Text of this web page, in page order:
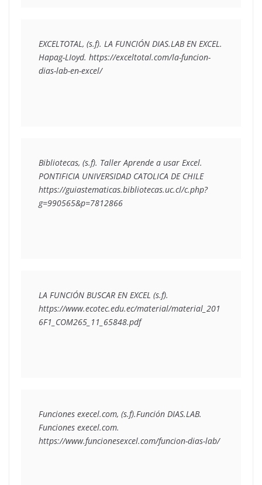
EXCELTOTAL, (s.f). LA FUNCIÓN DIAS.LAB EN EXCEL.
Hapag-LIoyd. https://exceltotal.com/la-funcion-
Bibliotecas, (s.f). Taller Aprende a usar Excel.
PONTIFICIA UNIVERSIDAD CATOLICA DE CHILE
https://guiastematicas.bibliotecas.uc.cl/c.php?
LA FUNCIÓN BUSCAR EN EXCEL (s.f).
https://www.ecotec.edu.ec/material/material_201
Funciones execel.com, (s.f).Función DIAS.LAB.
Funciones execel.com.